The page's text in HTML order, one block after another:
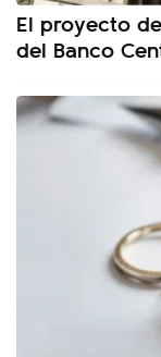
El proyecto
del Banco